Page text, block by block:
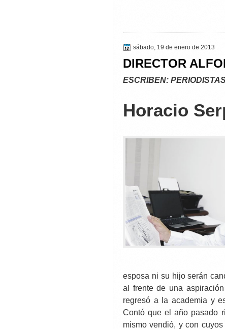
sábado, 19 de enero de 2013
DIRECTOR
ESCRIBEN:
Horacio
esposa ni su hijo serán
al frente de una
regresó a la academia y
Contó que el año pasado
mismo vendió, y con